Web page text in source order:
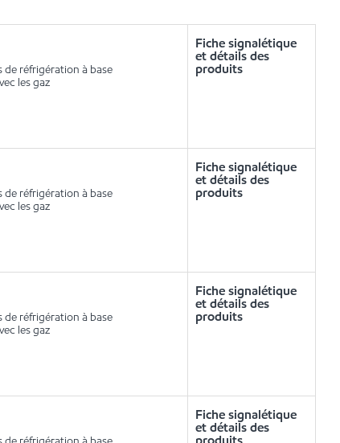
réfrigération à base
les gaz
Fiche signalétique
et détails des
produits
réfrigération à base
les gaz
Fiche signalétique
et détails des
produits
réfrigération à base
les gaz
Fiche signalétique
et détails des
produits
Fiche signalétique
et détails des